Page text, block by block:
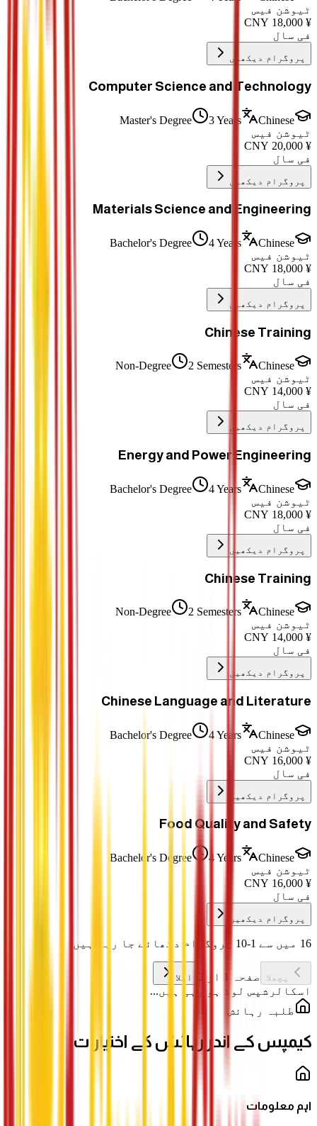
ٹیوشن فیس
¥
18,000
فی سال
پروگرام دیکھیں
Computer Science and Technology
Master's Degree 3 Years
Chinese
ٹیوشن فیس
¥
20,000
فی سال
پروگرام دیکھیں
Materials Science and Engineering
Bachelor's Degree 4 Years
Chinese
ٹیوشن فیس
¥
18,000
فی سال
پروگرام دیکھیں
Chinese Training
Non-Degree 2 Semesters
Chinese
ٹیوشن فیس
¥
14,000
فی سال
پروگرام دیکھیں
Energy and Power Engineering
Bachelor's Degree 4 Years
Chinese
ٹیوشن فیس
¥
18,000
فی سال
پروگرام دیکھیں
Chinese Training
Non-Degree 2 Semesters
Chinese
ٹیوشن فیس
¥
14,000
فی سال
پروگرام دیکھیں
Chinese Language and Literature
Bachelor's Degree 4 Years
Chinese
ٹیوشن فیس
¥
16,000
فی سال
پروگرام دیکھیں
Food Quality and Safety
Bachelor's Degree 4 Years
Chinese
ٹیوشن فیس
¥
16,000
فی سال
پروگرام دیکھیں
16 میں سے 1-10 پروگرام دکھائے جا رہے ہیں
پچھلا صفحہ 1 از 2 اگلا
اسکالرشپس لوڈ ہو رہی ہیں...
طلبہ رہائش
کیمپس کے اندر رہائش کے اختیارات
اہم معلومات